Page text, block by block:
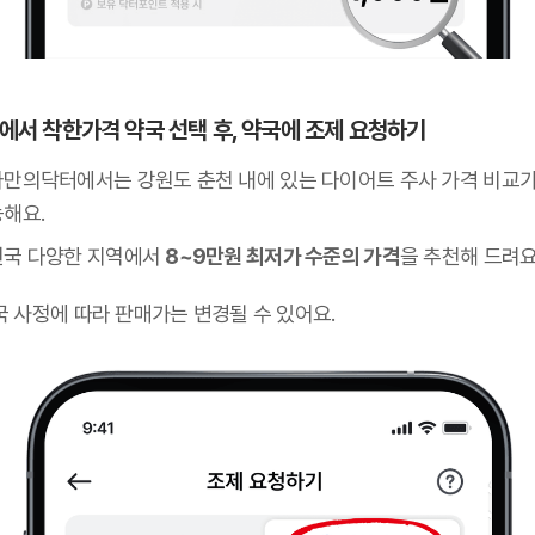
서 착한가격 약국 선택 후, 약국에 조제 요청하기
만의닥터에서는 강원도 춘천 내에 있는 다이어트 주사 가격 비교
요.
다양한 지역에서 8~9만원 최저가 수준의 가격을 추천해 드려
사정에 따라 판매가는 변경될 수 있어요.